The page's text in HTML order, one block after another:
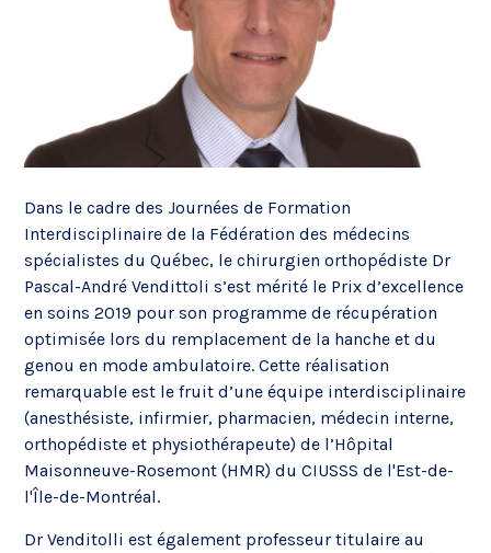
Dans le cadre des Journées de Formation
Interdisciplinaire de la Fédération des médecins
spécialistes du Québec, le chirurgien orthopédiste Dr
Pascal-André Vendittoli s’est mérité le Prix d’excellence
en soins 2019 pour son programme de récupération
optimisée lors du remplacement de la hanche et du
genou en mode ambulatoire. Cette réalisation
remarquable est le fruit d’une équipe interdisciplinaire
(anesthésiste, infirmier, pharmacien, médecin interne,
orthopédiste et physiothérapeute) de l’Hôpital
Maisonneuve-Rosemont (HMR) du CIUSSS de l'Est-de-
l'Île-de-Montréal.
Dr Venditolli est également professeur titulaire au